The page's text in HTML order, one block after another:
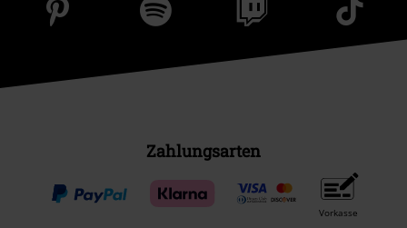
Zahlungsarten
Vorkasse